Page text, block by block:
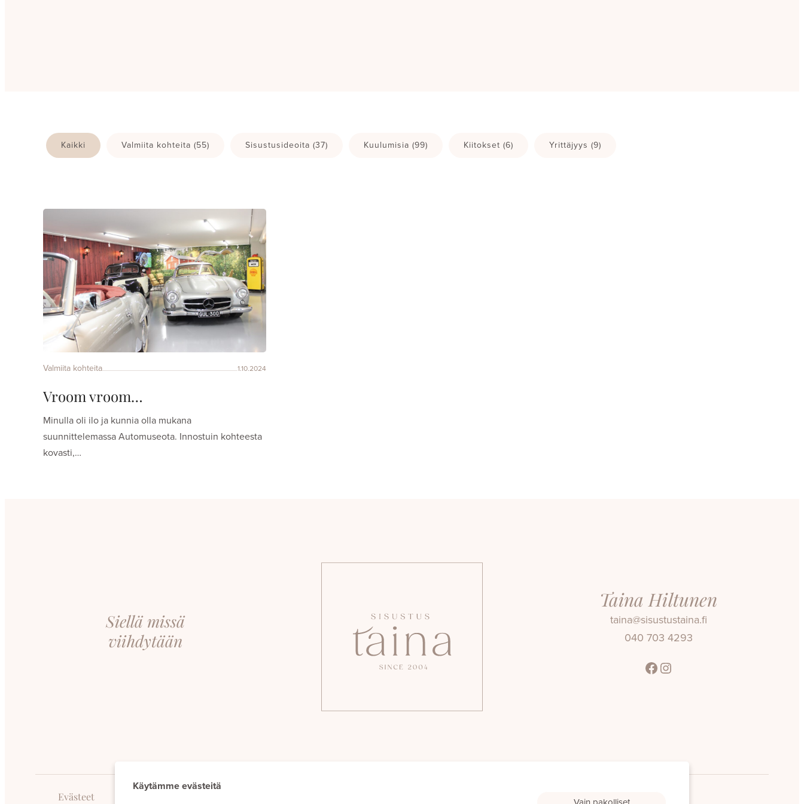
Kaikki Valmiita kohteita (55) Sisustusideoita (37) Kuulumisia (99) Kiitokset (6) Yrittäjyys (9)
Valmiita kohteita 1.10.2024
Vroom vroom…
Minulla oli ilo ja kunnia olla mukana
suunnittelemassa Automuseota. Innostuin kohteesta
kovasti,…
Siellä missä
viihdytään
Taina Hiltunen
taina@sisustustaina.fi
040 703 4293
Facebook
Instagram
Evästeet
Käytämme evästeitä